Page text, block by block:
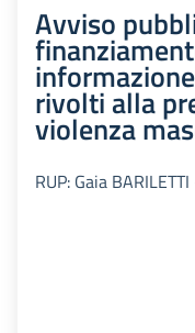
Avviso
rivolti alla
violenza
RUP: Gaia